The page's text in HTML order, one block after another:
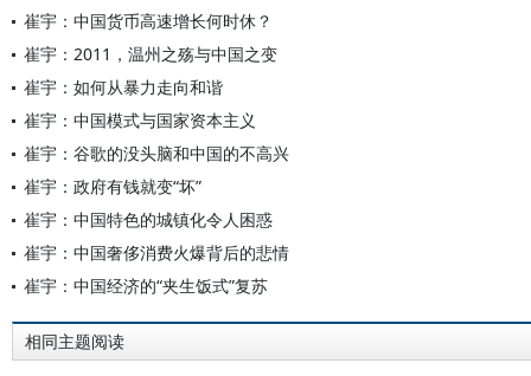
崔宇：中国货币高速增长何时休？
崔宇：2011，温州之殇与中国之变
崔宇：如何从暴力走向和谐
崔宇：中国模式与国家资本主义
崔宇：谷歌的没头脑和中国的不高兴
崔宇：政府有钱就变“坏”
崔宇：中国特色的城镇化令人困惑
崔宇：中国奢侈消费火爆背后的悲情
崔宇：中国经济的“夹生饭式”复苏
相同主题阅读